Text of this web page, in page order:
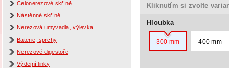
Celonerezové skříně
Nástěnné skříně
Nerezová umyvadla, výlevka
Baterie, sprchy
Nerezové digestoře
Výdejní linky
Kliknutím si zvolte
Hloubka
300 mm 400 mm